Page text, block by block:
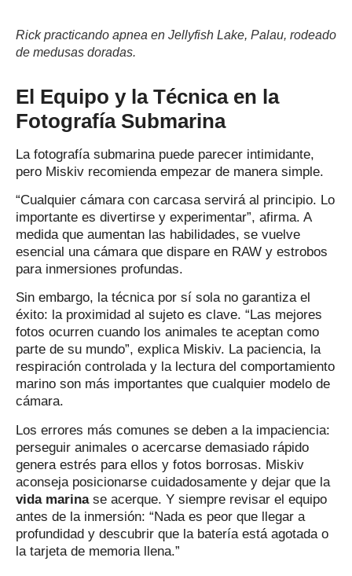
Rick practicando apnea en Jellyfish Lake, Palau, rodeado
de medusas doradas.
El Equipo y la Técnica en la
Fotografía Submarina
La fotografía submarina puede parecer intimidante,
pero Miskiv recomienda empezar de manera simple.
“Cualquier cámara con carcasa servirá al principio. Lo
importante es divertirse y experimentar”, afirma. A
medida que aumentan las habilidades, se vuelve
esencial una cámara que dispare en RAW y estrobos
para inmersiones profundas.
Sin embargo, la técnica por sí sola no garantiza el
éxito: la proximidad al sujeto es clave. “Las mejores
fotos ocurren cuando los animales te aceptan como
parte de su mundo”, explica Miskiv. La paciencia, la
respiración controlada y la lectura del comportamiento
marino son más importantes que cualquier modelo de
cámara.
Los errores más comunes se deben a la impaciencia:
perseguir animales o acercarse demasiado rápido
genera estrés para ellos y fotos borrosas. Miskiv
aconseja posicionarse cuidadosamente y dejar que la
vida marinase acerque. Y siempre revisar el equipo
antes de la inmersión: “Nada es peor que llegar a
profundidad y descubrir que la batería está agotada o
la tarjeta de memoria llena.”